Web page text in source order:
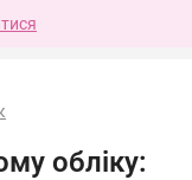
обліку: